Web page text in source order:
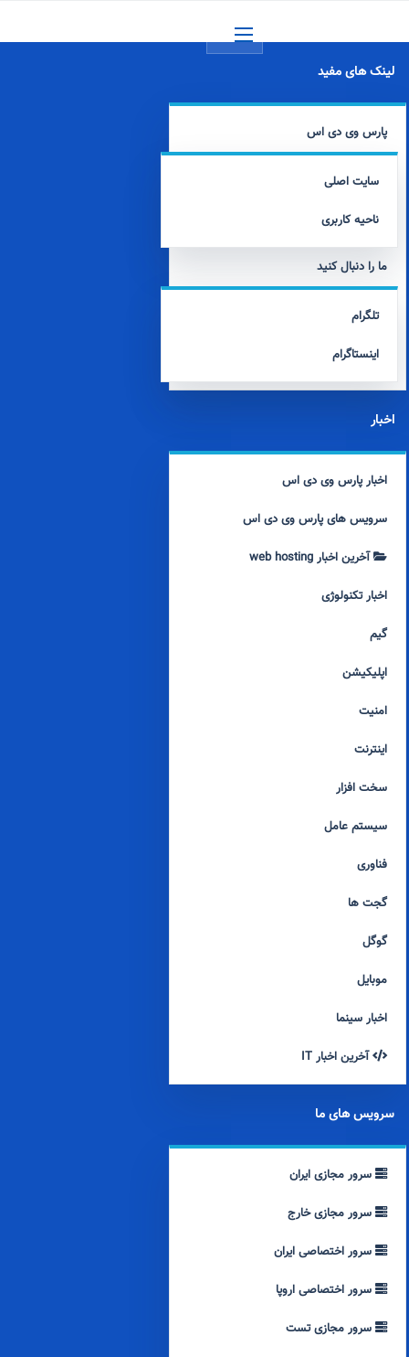
لینک های مفید
پارس وی دی اس
سایت اصلی
ناحیه کاربری
ما را دنبال کنید
تلگرام
اینستاگرام
اخبار
اخبار پارس وی دی اس
سرویس های پارس وی دی اس
آخرین اخبار web hosting
اخبار تکنولوژی
گیم
اپلیکیشن
امنیت
اینترنت
سخت افزار
سیستم عامل
فناوری
گجت ها
گوگل
موبایل
اخبار سینما
آخرین اخبار IT
سرویس های ما
سرور مجازی ایران
سرور مجازی خارج
سرور اختصاصی ایران
سرور اختصاصی اروپا
سرور مجازی تست